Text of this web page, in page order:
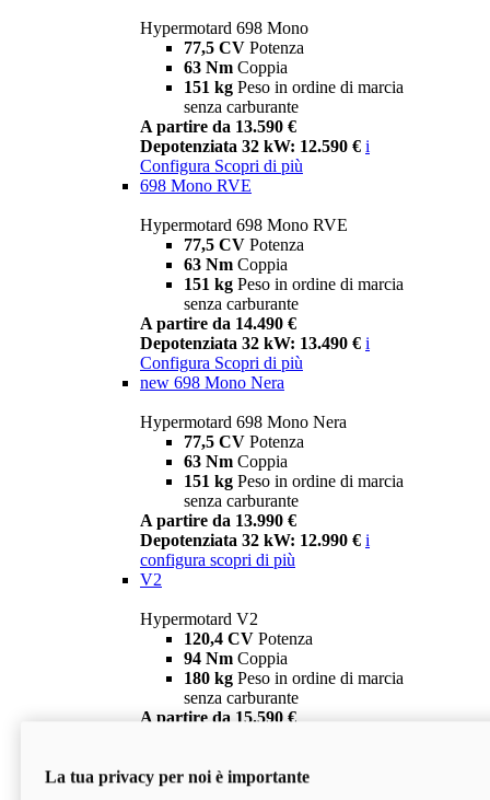
Hypermotard 698 Mono
77,5 CV Potenza
63 Nm Coppia
151 kg Peso in ordine di marcia
senza carburante
A partire da 13.590 €
Depotenziata 32 kW: 12.590 € i
Configura Scopri di più
698 Mono RVE
Hypermotard 698 Mono RVE
77,5 CV Potenza
63 Nm Coppia
151 kg Peso in ordine di marcia
senza carburante
A partire da 14.490 €
Depotenziata 32 kW: 13.490 € i
Configura Scopri di più
new 698 Mono Nera
Hypermotard 698 Mono Nera
77,5 CV Potenza
63 Nm Coppia
151 kg Peso in ordine di marcia
senza carburante
A partire da 13.990 €
Depotenziata 32 kW: 12.990 € i
configura scopri di più
V2
Hypermotard V2
120,4 CV Potenza
94 Nm Coppia
180 kg Peso in ordine di marcia
senza carburante
A partire da 15.590 €
V2 SP
La tua privacy per noi è importante